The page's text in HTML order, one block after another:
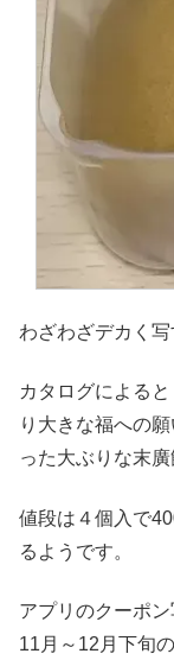
わざわざデカく
カタログによる
り大きな福への
った大ぶりな末
値段は４個入で
るようです。
アプリのクーポ
11月～12月下旬